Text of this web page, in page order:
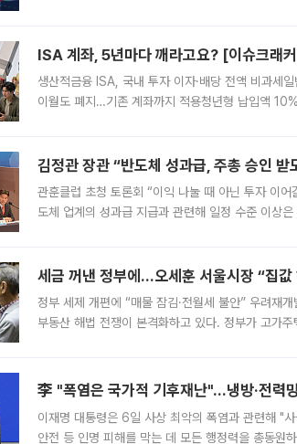
ISA 계좌, 5년마다 깨라고요? [이슈크래
생산적금융 ISA, 국내 투자 이자·배당 전액 비과세
이월도 폐지…기존 계좌까지 적용청년형 납입액
김정관 장관 “반도체 성과급, 주총 승인
관훈클럽 초청 토론회 “이익 나눌 때 아닌 투자 이
도체 업계의 성과급 지급과 관련해 일정 수준 이상
세금 꺼낸 정부에…오세훈 서울시장 “집
정부 세제 개편에 “매물 잠김·전월세 불안” 우려재
부동산 해법 전쟁이 본격화하고 있다. 정부가 고가
李 "폭염은 국가적 기후재난"…냉방·전력
이재명 대통령은 6일 사상 최악의 폭염과 관련해 "
안전 등 인명 피해를 막는 데 모든 행정력을 총동원